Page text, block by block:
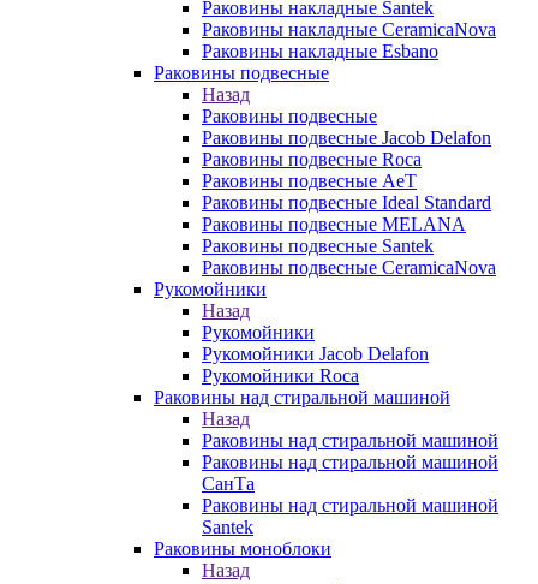
Раковины накладные Santek
Раковины накладные CeramicaNova
Раковины накладные Esbano
Раковины подвесные
Назад
Раковины подвесные
Раковины подвесные Jacob Delafon
Раковины подвесные Roca
Раковины подвесные AeT
Раковины подвесные Ideal Standard
Раковины подвесные MELANA
Раковины подвесные Santek
Раковины подвесные CeramicaNova
Рукомойники
Назад
Рукомойники
Рукомойники Jacob Delafon
Рукомойники Roca
Раковины над стиральной машиной
Назад
Раковины над стиральной машиной
Раковины над стиральной машиной
СанТа
Раковины над стиральной машиной
Santek
Раковины моноблоки
Назад